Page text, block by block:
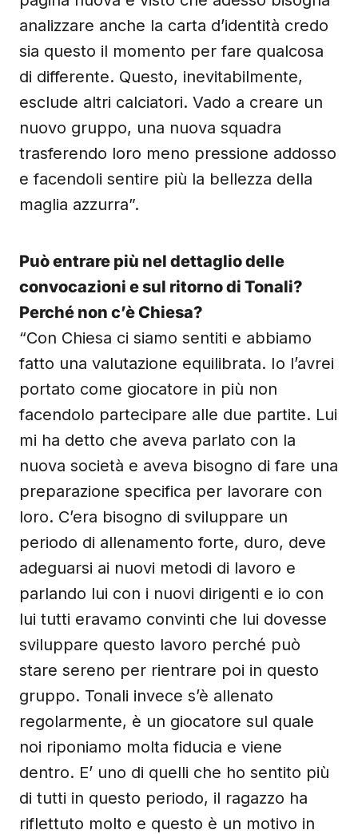
analizzare anche la carta d’identità credo
sia questo il momento per fare qualcosa
di differente. Questo, inevitabilmente,
esclude altri calciatori. Vado a creare un
nuovo gruppo, una nuova squadra
trasferendo loro meno pressione addosso
e facendoli sentire più la bellezza della
maglia azzurra”.
Può entrare più nel dettaglio delle
convocazioni e sul ritorno di Tonali?
Perché non c’è Chiesa?
“Con Chiesa ci siamo sentiti e abbiamo
fatto una valutazione equilibrata. Io l’avrei
portato come giocatore in più non
facendolo partecipare alle due partite. Lui
mi ha detto che aveva parlato con la
nuova società e aveva bisogno di fare una
preparazione specifica per lavorare con
loro. C’era bisogno di sviluppare un
periodo di allenamento forte, duro, deve
adeguarsi ai nuovi metodi di lavoro e
parlando lui con i nuovi dirigenti e io con
lui tutti eravamo convinti che lui dovesse
sviluppare questo lavoro perché può
stare sereno per rientrare poi in questo
gruppo. Tonali invece s’è allenato
regolarmente, è un giocatore sul quale
noi riponiamo molta fiducia e viene
dentro. E’ uno di quelli che ho sentito più
di tutti in questo periodo, il ragazzo ha
riflettuto molto e questo è un motivo in